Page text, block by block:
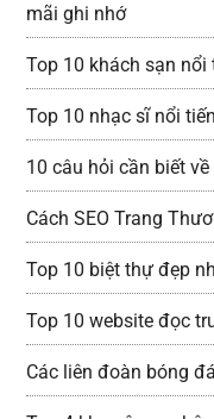
mãi ghi nhớ
Top 10 khách sạn
Top 10 nhạc sĩ nổi
10 câu hỏi cần biết
Cách SEO Trang
Top 10 biệt thự đẹp
Top 10 website đọc
Các liên đoàn bóng